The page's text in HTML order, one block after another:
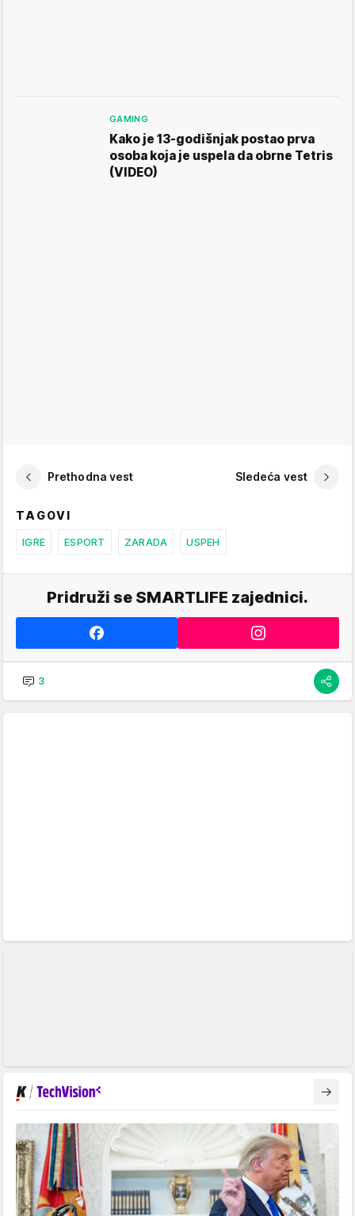
GAMING
Kako je 13-godišnjak postao prva
osoba koja je uspela da obrne Tetris
(VIDEO)
Prethodna vest Sledeća vest
TAGOVI
IGRE ESPORT ZARADA USPEH
Pridruži se SMARTLIFE zajednici.
3